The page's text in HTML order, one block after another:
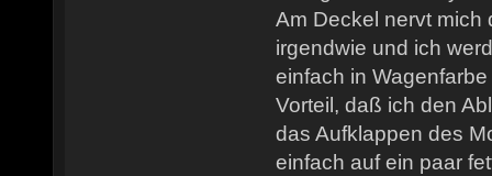
Am Deckel nervt mich
irgendwie und ich
einfach in
Vorteil, daß ich den
das Aufklappen des
einfach auf ein paar